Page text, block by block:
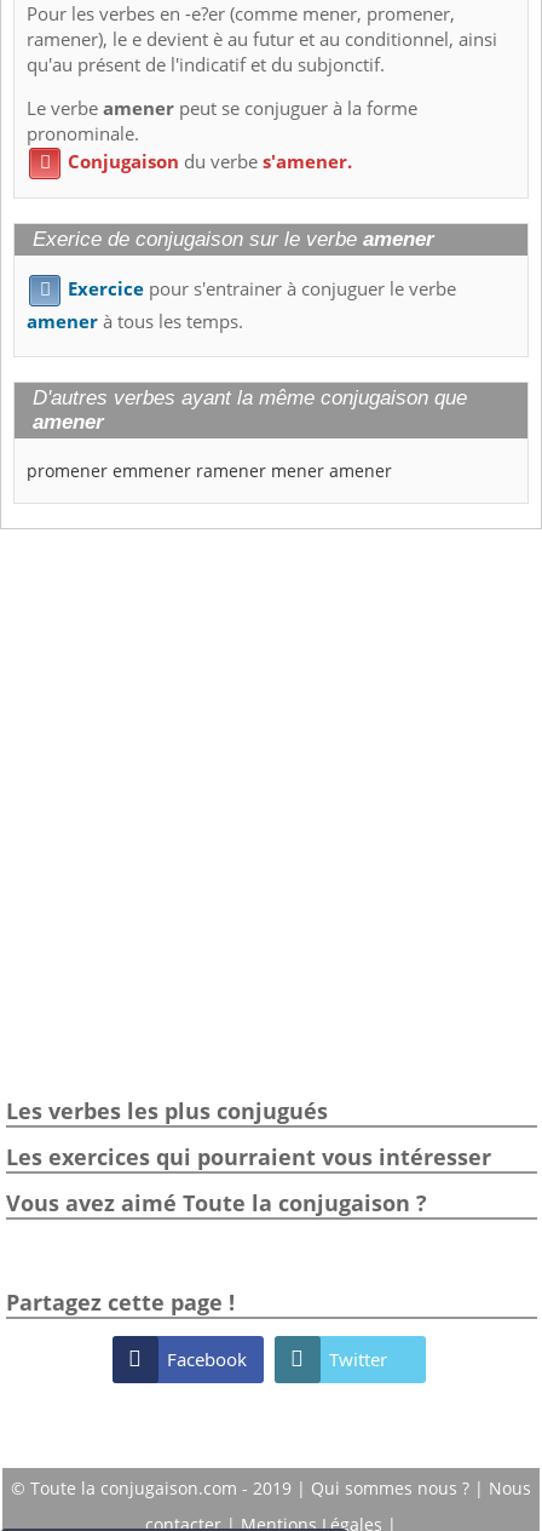
Pour les verbes en -e?er (comme mener, promener,
ramener), le e devient è au futur et au conditionnel, ainsi
qu'au présent de l'indicatif et du subjonctif.
Le verbeamener peut se conjuguer à la forme
pronominale.
 Conjugaison du verbes'amener.
Exerice de conjugaison sur le verbe amener
 Exercice pour s'entrainer à conjuguer le verbe
amenerà tous les temps.
D'autres verbes ayant la même conjugaison que
amener
promener emmener ramener mener amener
Les verbes les plus conjugués
Les exercices qui pourraient vous intéresser
Vous avez aimé Toute la conjugaison ?
Partagez cette page !
 Facebook  Twitter
© Toute la conjugaison.com - 2019 | Qui sommes nous ? | Nous
contacter|Mentions Légales |